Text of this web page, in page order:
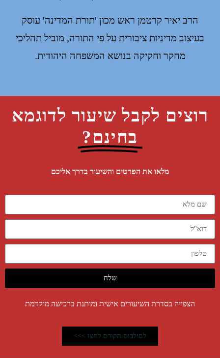
הרב יאיר קרטמן ראש מכון 'תורת המדינה' עוסק
בעיצוב מדיניות ציבורית על פי התורה, מוביל תהליכי
מחקר וחקיקה בנושא המשפחה היהודית.
רוצים לקבל שיעור לדוגמא
בחינם?
מלאו את הפרטים והשיעור בדרך אליכם
שלח
הצפייה בסדרת השיעורים אישית ומותנת ברכישה מוקדמת
לסילבוס הקורס לחצו >>>